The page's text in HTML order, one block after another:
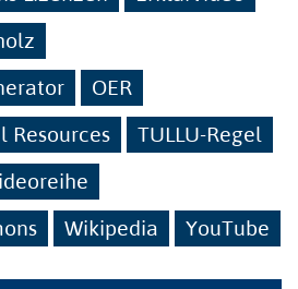
OER
Resources
TULLU-Regel
Wikipedia YouTube